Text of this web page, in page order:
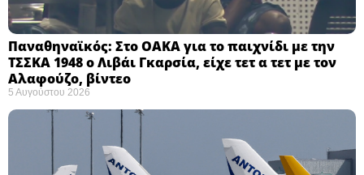
Παναθηναϊκός: Στο ΟΑΚΑ για το παιχνίδι με την
ΤΣΣΚΑ 1948 ο Λιβάι Γκαρσία, είχε τετ α τετ με τον
Αλαφούζο, βίντεο
5 Αυγούστου 2026